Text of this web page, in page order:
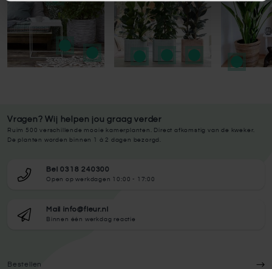
Vragen? Wij helpen jou graag verder
Ruim 500 verschillende mooie kamerplanten. Direct afkomstig van de kweker.
De planten worden binnen 1 à 2 dagen bezorgd.
Bel 0318 240300
Open op werkdagen 10:00 - 17:00
Mail info@fleur.nl
Binnen één werkdag reactie
Bestellen